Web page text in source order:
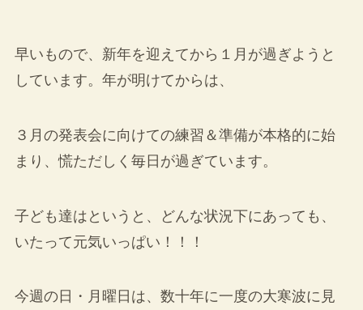
早いもので、新年を迎えてから１月が過ぎようと
しています。年が明けてからは、
３月の発表会に向けての練習＆準備が本格的に始
まり、慌ただしく毎日が過ぎています。
子ども達はというと、どんな状況下にあっても、
いたって元気いっぱい！！！
今週の日・月曜日は、数十年に一度の大寒波に見